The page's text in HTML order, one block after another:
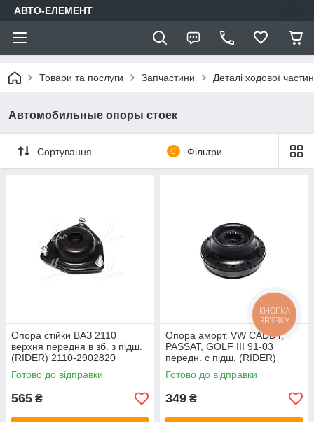
АВТО-ЕЛЕМЕНТ
Товари та послуги Запчастини Деталі ходової
Автомобильные опоры стоек
Сортування 0 Фільтри
Опора стійки ВАЗ 2110
верхня передня в зб. з підш.
(RIDER) 2110-2902820
Готово до відправки
565 ₴
Опора аморт. VW CADDY,
PASSAT, GOLF III 91-03
передн. с підш. (RIDER)
RD.3438825423S
Готово до відправки
349 ₴
КНОПКА
ЗВ'ЯЗКУ